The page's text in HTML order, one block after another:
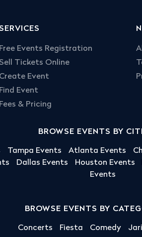
SERVICES
Free Events Registration
Sell Tickets Online
Create Event
Find Event
Fees & Pricing
BROWSE EVENTS BY
Tampa Events Atlanta Events
Dallas Events Houston Events
Events
BROWSE EVENTS BY
Concerts Fiesta Comedy